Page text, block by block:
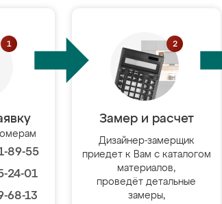
89-55
24-01
68-13
Замер и расчет
Дизайнер-замерщик
приедет к Вам с каталогом
материалов,
проведёт детальные
замеры,